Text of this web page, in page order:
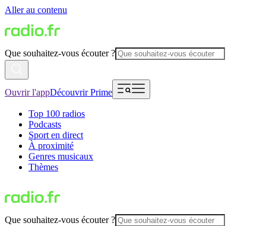
Aller au contenu
Que souhaitez-vous écouter ?
Ouvrir l'appDécouvrir Prime
Top 100 radios
Podcasts
Sport en direct
À proximité
Genres musicaux
Thèmes
Que souhaitez-vous écouter ?